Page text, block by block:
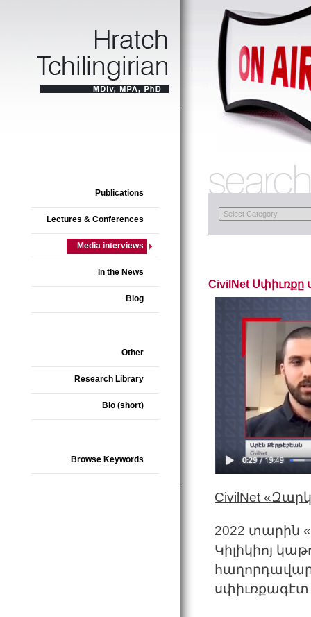
Publications
Lectures & Conferences
Media interviews
In the News
Blog
Other
Research Library
Bio (short)
Browse Keywords
CivilNet Սփիւռքը
CivilNet «
2022 տարին
Կիլիկիոյ
հաղորդավար
սփիւռքագէտ